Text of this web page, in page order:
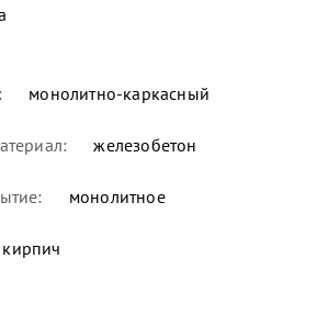
монолитно-каркасный
железобетон
монолитное
кирпич